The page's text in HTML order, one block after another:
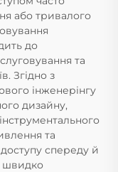
або тривалого
до
та
Згідно з
інженерінгу
дизайну,
та
доступу спереду й
швидко